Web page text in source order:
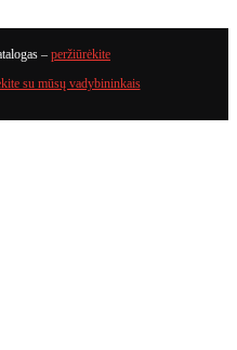
– peržiūrėkite
su mūsų vadybininkais